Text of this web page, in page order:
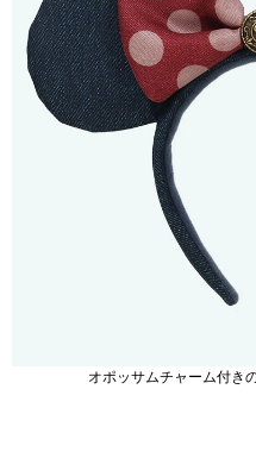
オポッサムチャーム付き